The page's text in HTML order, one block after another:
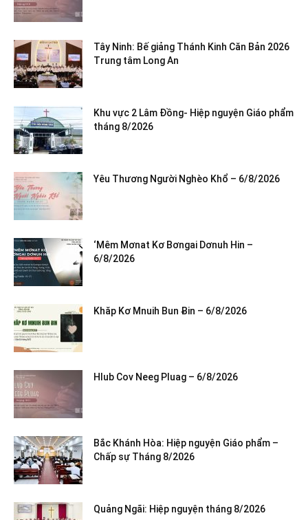
Tây Ninh: Bế giảng Thánh Kinh Căn Bản 2026
Trung tâm Long An
Khu vực 2 Lâm Đồng- Hiệp nguyện Giáo phẩm
tháng 8/2026
Yêu Thương Người Nghèo Khổ – 6/8/2026
‘Mêm Mơnat Kơ Bơngai Dơnuh Hin –
6/8/2026
Khăp Kơ Mnuih Bun Ƀin – 6/8/2026
Hlub Cov Neeg Pluag – 6/8/2026
Bắc Khánh Hòa: Hiệp nguyện Giáo phẩm –
Chấp sự Tháng 8/2026
Quảng Ngãi: Hiệp nguyện tháng 8/2026